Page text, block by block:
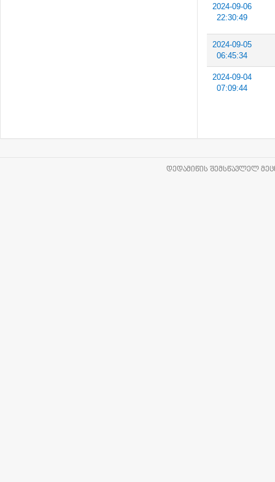
2024-09-06
22:30:49
2024-09-05
06:45:34
2024-09-04
07:09:44
ᲓᲔᲓᲐᲛᲘᲬᲘᲡ ᲨᲔᲛᲡᲬᲐᲕᲚᲔᲚ